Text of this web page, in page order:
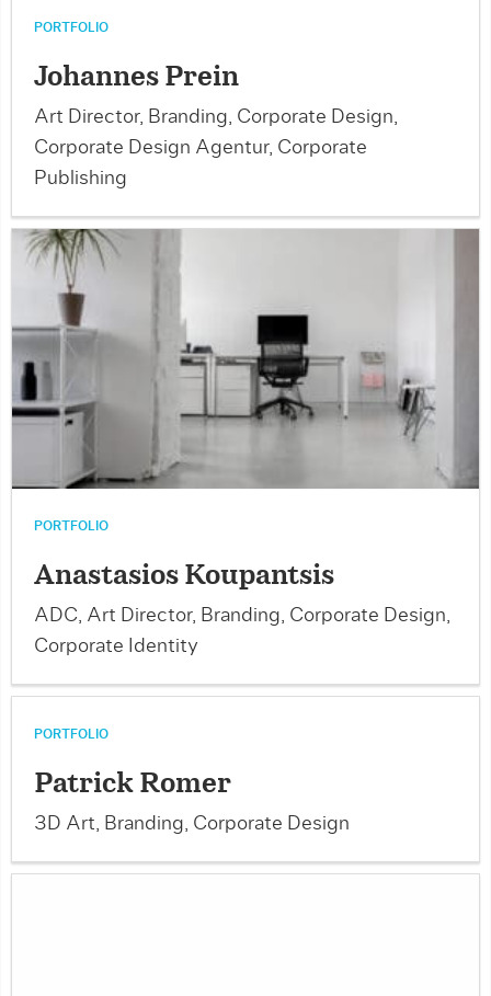
PORTFOLIO
Johannes Prein
Art Director, Branding, Corporate Design,
Corporate Design Agentur, Corporate
Publishing
PORTFOLIO
Anastasios Koupantsis
ADC, Art Director, Branding, Corporate Design,
Corporate Identity
PORTFOLIO
Patrick Romer
3D Art, Branding, Corporate Design